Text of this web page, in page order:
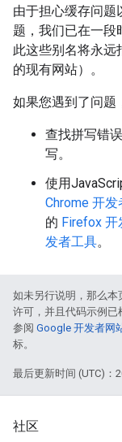
由于担心缓存问题
题，我们已在一段
此这些别名将永远
的现有网站）。
如果您遇到了问题
查找拼写错
写。
使用
Chrome 开
的 Firefox 开
发者工具。
如未另行说明，那么本
许可，并且代码示例已
参阅 Google 开发者网
标。
最后更新时间 (UTC)：
社区